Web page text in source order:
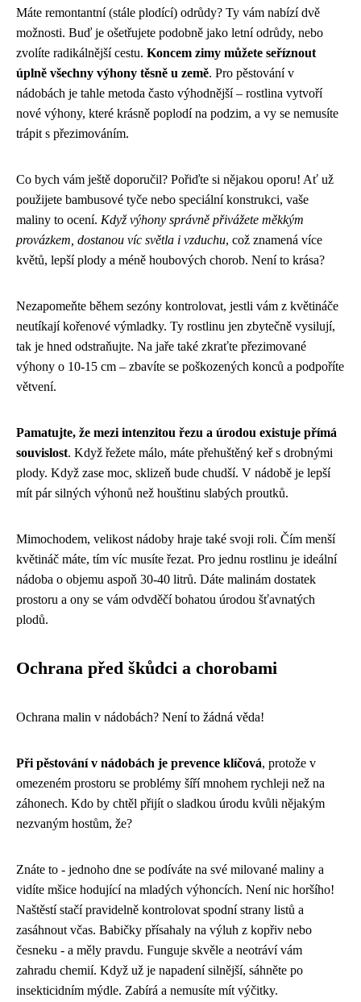
Máte remontantní (stále plodící) odrůdy? Ty vám nabízí dvě
možnosti. Buď je ošetřujete podobně jako letní odrůdy, nebo
zvolíte radikálnější cestu. Koncem zimy můžete seříznout
úplně všechny výhony těsně u země. Pro pěstování v
nádobách je tahle metoda často výhodnější – rostlina vytvoří
nové výhony, které krásně poplodí na podzim, a vy se nemusíte
trápit s přezimováním.
Co bych vám ještě doporučil? Pořiďte si nějakou oporu! Ať už
použijete bambusové tyče nebo speciální konstrukci, vaše
maliny to ocení. Když výhony správně přivážete měkkým
provázkem, dostanou víc světla i vzduchu, což znamená více
květů, lepší plody a méně houbových chorob. Není to krása?
Nezapomeňte během sezóny kontrolovat, jestli vám z květináče
neutíkají kořenové výmladky. Ty rostlinu jen zbytečně vysilují,
tak je hned odstraňujte. Na jaře také zkraťte přezimované
výhony o 10-15 cm – zbavíte se poškozených konců a podpoříte
větvení.
Pamatujte, že mezi intenzitou řezu a úrodou existuje přímá
souvislost. Když řežete málo, máte přehuštěný keř s drobnými
plody. Když zase moc, sklizeň bude chudší. V nádobě je lepší
mít pár silných výhonů než houštinu slabých proutků.
Mimochodem, velikost nádoby hraje také svoji roli. Čím menší
květináč máte, tím víc musíte řezat. Pro jednu rostlinu je ideální
nádoba o objemu aspoň 30-40 litrů. Dáte malinám dostatek
prostoru a ony se vám odvděčí bohatou úrodou šťavnatých
plodů.
Ochrana před škůdci a chorobami
Ochrana malin v nádobách? Není to žádná věda!
Při pěstování v nádobách je prevence klíčová, protože v
omezeném prostoru se problémy šíří mnohem rychleji než na
záhonech. Kdo by chtěl přijít o sladkou úrodu kvůli nějakým
nezvaným hostům, že?
Znáte to - jednoho dne se podíváte na své milované maliny a
vidíte mšice hodující na mladých výhoncích. Není nic horšího!
Naštěstí stačí pravidelně kontrolovat spodní strany listů a
zasáhnout včas. Babičky přísahaly na výluh z kopřiv nebo
česneku - a měly pravdu. Funguje skvěle a neotráví vám
zahradu chemií. Když už je napadení silnější, sáhněte po
insekticidním mýdle. Zabírá a nemusíte mít výčitky.